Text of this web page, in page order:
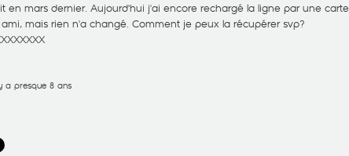
en mars dernier. Aujourd'hui j'ai encore rechargé la ligne par une carte
mais rien n'a changé. Comment je peux la récupérer svp?
a presque 8 ans